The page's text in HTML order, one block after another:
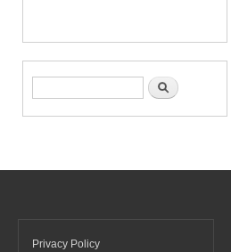
Form di ricerca Cerca
Privacy Policy